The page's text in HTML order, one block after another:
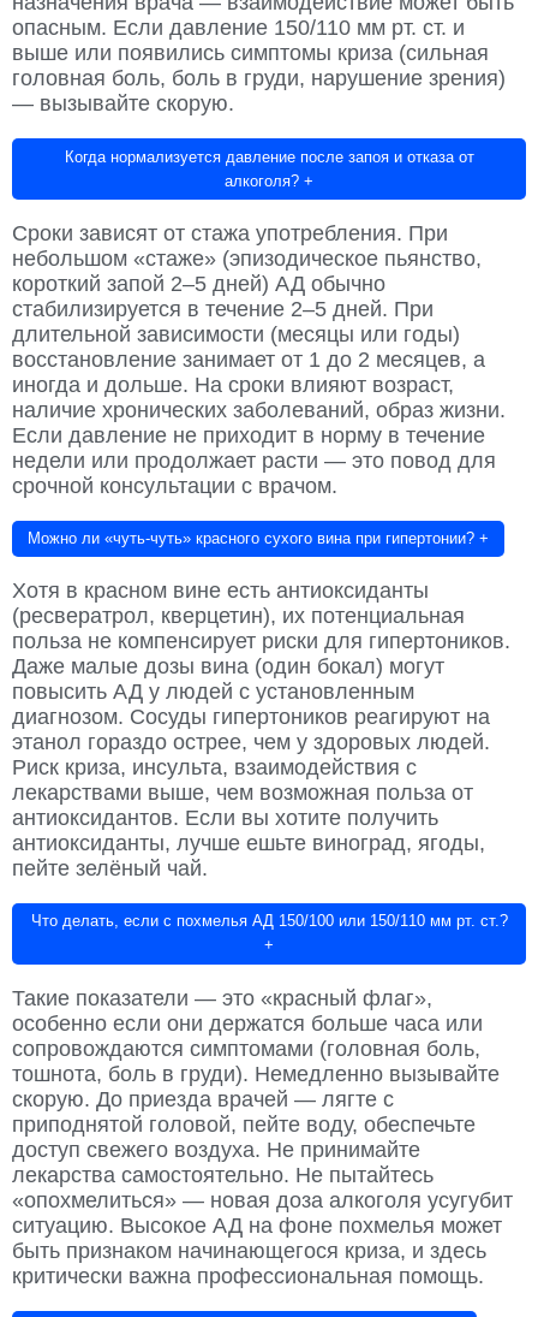
опасным. Если давление 150/110 мм рт. ст. и
выше или появились симптомы криза (сильная
головная боль, боль в груди, нарушение зрения)
— вызывайте скорую.
Когда нормализуется давление после запоя и отказа от
алкоголя? +
Сроки зависят от стажа употребления. При
небольшом «стаже» (эпизодическое пьянство,
короткий запой 2–5 дней) АД обычно
стабилизируется в течение 2–5 дней. При
длительной зависимости (месяцы или годы)
восстановление занимает от 1 до 2 месяцев, а
иногда и дольше. На сроки влияют возраст,
наличие хронических заболеваний, образ жизни.
Если давление не приходит в норму в течение
недели или продолжает расти — это повод для
срочной консультации с врачом.
Можно ли «чуть-чуть» красного сухого вина при гипертонии? +
Хотя в красном вине есть антиоксиданты
(ресвератрол, кверцетин), их потенциальная
польза не компенсирует риски для гипертоников.
Даже малые дозы вина (один бокал) могут
повысить АД у людей с установленным
диагнозом. Сосуды гипертоников реагируют на
этанол гораздо острее, чем у здоровых людей.
Риск криза, инсульта, взаимодействия с
лекарствами выше, чем возможная польза от
антиоксидантов. Если вы хотите получить
антиоксиданты, лучше ешьте виноград, ягоды,
пейте зелёный чай.
Что делать, если с похмелья АД 150/100 или 150/110 мм рт. ст.?
+
Такие показатели — это «красный флаг»,
особенно если они держатся больше часа или
сопровождаются симптомами (головная боль,
тошнота, боль в груди). Немедленно вызывайте
скорую. До приезда врачей — лягте с
приподнятой головой, пейте воду, обеспечьте
доступ свежего воздуха. Не принимайте
лекарства самостоятельно. Не пытайтесь
«опохмелиться» — новая доза алкоголя усугубит
ситуацию. Высокое АД на фоне похмелья может
быть признаком начинающегося криза, и здесь
критически важна профессиональная помощь.